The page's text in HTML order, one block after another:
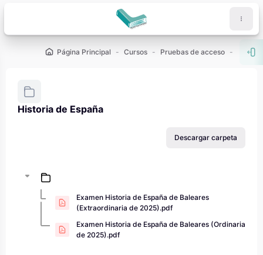
Página Principal Cursos Pruebas de acceso PAU -
Historia de España
Descargar carpeta
Examen Historia de España de Baleares
(Extraordinaria de 2025).pdf
Examen Historia de España de Baleares (Ordinaria
de 2025).pdf